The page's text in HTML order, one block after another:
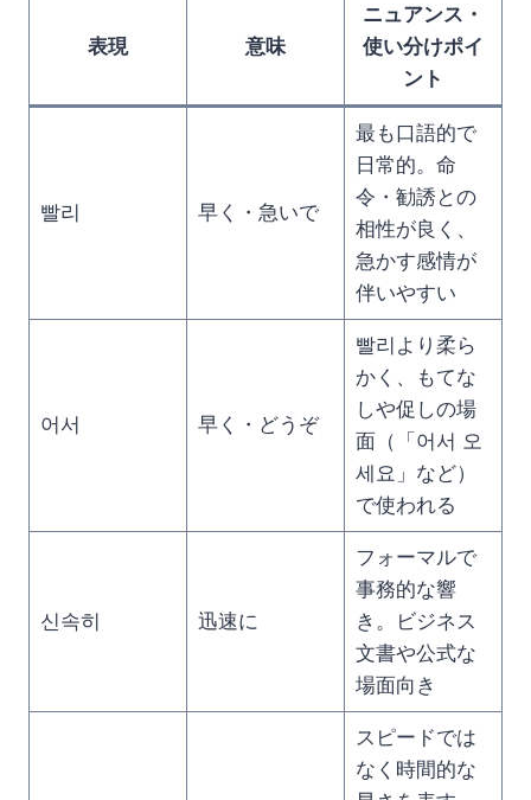
表現 意味
ニュアンス・
使い分けポイ
ント
빨리 早く・急いで
最も口語的で
日常的。命
令・勧誘との
相性が良く、
急かす感情が
伴いやすい
어서 早く・どうぞ
빨리より柔ら
かく、もてな
しや促しの場
面（「어서 오
세요」など）
で使われる
신속히 迅速に
フォーマルで
事務的な響
き。ビジネス
文書や公式な
場面向き
スピードでは
なく時間的な